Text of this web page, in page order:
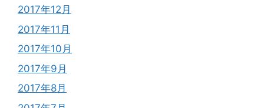
2017年12月
2017年11月
2017年10月
2017年9月
2017年8月